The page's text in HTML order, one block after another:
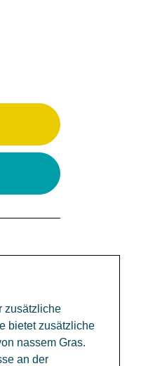
zusätzliche
bietet zusätzliche
nassem Gras.
an der